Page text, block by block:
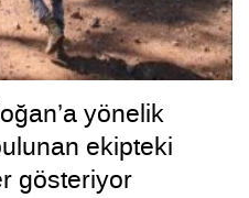
yönelik
ekipteki
gösteriyor